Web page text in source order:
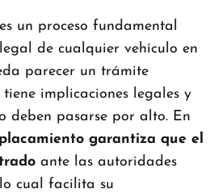
es un proceso fundamental
de cualquier vehículo en
parecer un trámite
implicaciones legales y
deben pasarse por alto. En
garantiza que el
ante las autoridades
cual facilita su